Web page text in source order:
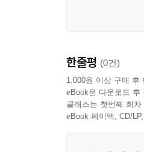
XIV. 권면적 용도의
XV. 몇 가지 주의
XVI. 긴 본문은 어
한줄평 (0건)
1,000원 이상 구매 후
eBook은 다운로드 후
클래스는 첫번째 회
eBook 페이백, CD/